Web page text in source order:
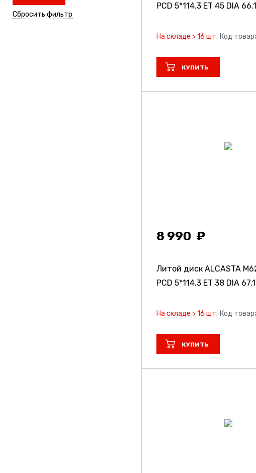
Сбросить фильтр
PCD 5*114.3 ET 45 DIA 66.1
На складе > 16 шт. Код
КУПИТЬ
8 990
Литой диск ALCASTA
PCD 5*114.3 ET 38 DIA 67.1
На складе > 16 шт. Код
КУПИТЬ